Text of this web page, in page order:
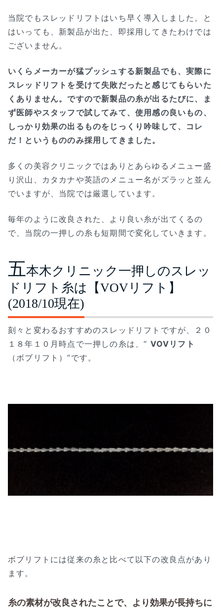
当院でもスレッドリフトはいち早く導入しました。と
はいっても、新製品が出た、即採用してきたわけでは
ございません。
いくらメーカーが猛プッシュする新製品でも、実際に
スレッドリフトを受けて失敗だったと感じてもらいた
くありません。ですので新製品の糸が出るたびに、ま
ず医師やスタッフで試してみて、使用感の良いもの、
しっかり効果の出るものをじっくり吟味して、コレ
だ！というもののみ採用してきました。
多くの美容クリニックではありとあらゆるメニュー盛
り沢山、カタカナや英語のメニュー名がズラッと並ん
でいますが、当院では厳選しています。
毎年のように改良された、より良い糸が出てくるの
で、当院の一押しの糸も短期間で変化していきます。
五本木クリニック一押しのスレッ
ドリフト糸は【VOVリフト】
(2018/10現在)
刻々と変わるおすすめのスレッドリフトですが、２０
１８年１０月時点で一押しの糸は、“ VOVリフト
（ボブリフト）”です。
ボブリフトには従来の糸と比べて以下の改良点があり
ます。
糸の素材が改良されたことで、より効果が長持ちに